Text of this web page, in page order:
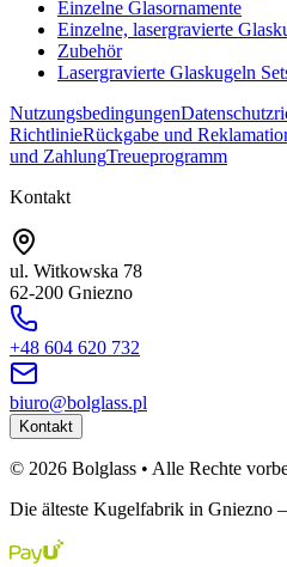
Einzelne Glasornamente
Einzelne, lasergravierte
Zubehör
Lasergravierte Glaskugeln
Nutzungsbedingungen
RichtlinieRückgabe und
und ZahlungTreueprogramm
Kontakt
ul. Witkowska 78
62-200 Gniezno
+48 604 620 732
biuro@bolglass.pl
Kontakt
© 2026 Bolglass • Alle Rechte
Die älteste Kugelfabrik in Gniezno